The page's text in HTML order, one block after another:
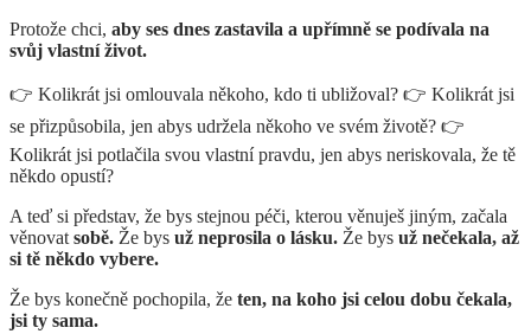
Protože chci, aby ses dnes zastavila a upřímně se podívala na
svůj vlastní život.
👉 Kolikrát jsi omlouvala někoho, kdo ti ubližoval? 👉 Kolikrát jsi
se přizpůsobila, jen abys udržela někoho ve svém životě? 👉
Kolikrát jsi potlačila svou vlastní pravdu, jen abys neriskovala, že tě
někdo opustí?
A teď si představ, že bys stejnou péči, kterou věnuješ jiným, začala
věnovat sobě. Že bys už neprosila o lásku. Že bys už nečekala, až
si tě někdo vybere.
Že bys konečně pochopila, že ten, na koho jsi celou dobu čekala,
jsi ty sama.